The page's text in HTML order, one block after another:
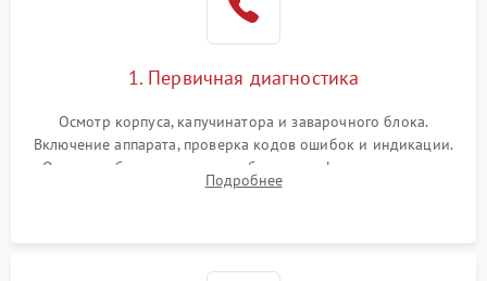
1. Первичная диагностика
Осмотр корпуса, капучинатора и заварочного блока.
Включение аппарата, проверка кодов ошибок и индикации.
Оценка работы помпы, термоблока и кофемолки на слух.
Измерение температуры и давления воды для выявления
Подробнее